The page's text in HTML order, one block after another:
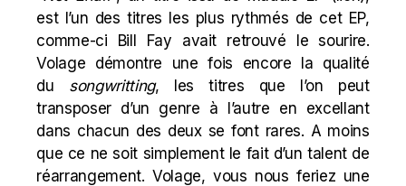
est l’un des titres les plus rythmés de cet EP,
comme-ci Bill Fay avait retrouvé le sourire.
Volage démontre une fois encore la qualité
du songwritting, les titres que l’on peut
transposer d’un genre à l’autre en excellant
dans chacun des deux se font rares. A moins
que ce ne soit simplement le fait d’un talent de
réarrangement. Volage, vous nous feriez une